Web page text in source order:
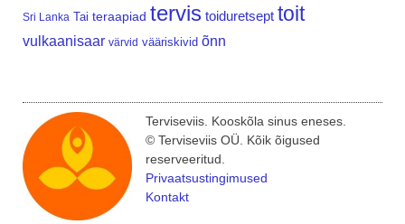
Sri Lanka Tai teraapiad tervis toiduretsept toit
vulkaanisaar värvid vääriskivid õnn
Terviseviis. Kooskõla sinus eneses.
© Terviseviis OÜ. Kõik õigused
reserveeritud.
Privaatsustingimused
Kontakt